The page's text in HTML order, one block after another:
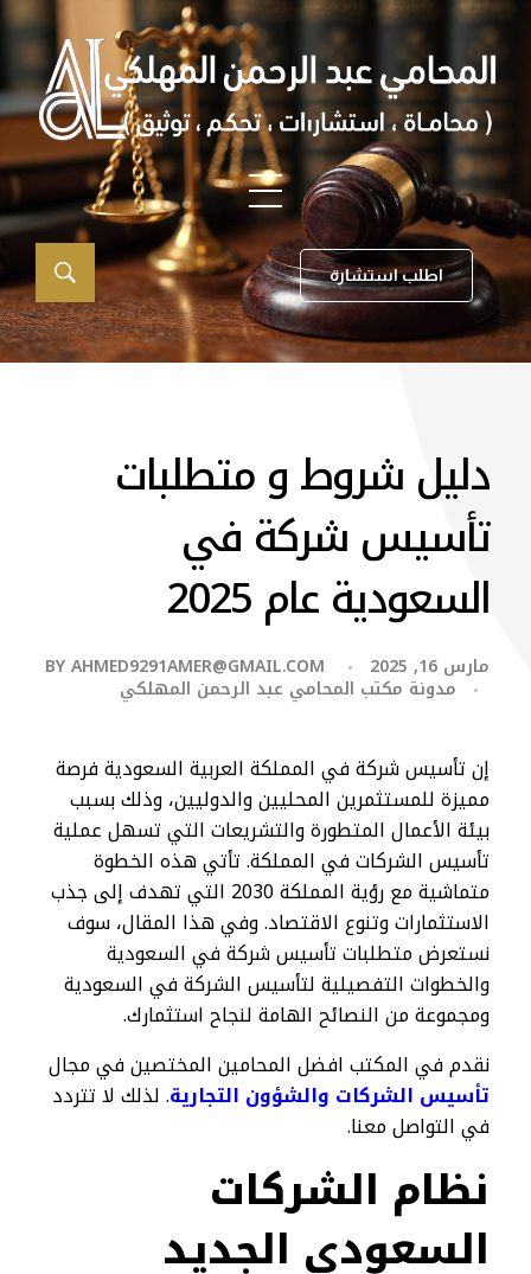
اطلب استشارة
دليل شروط و متطلبات
تأسيس شركة في
السعودية​ عام 2025
مارس 16, 2025 BYAHMED9291AMER@GMAIL.COM
مدونة مكتب المحامي عبد الرحمن المهلكي
إن​ تأسيس شركة في المملكة العربية السعودية فرصة
مميزة للمستثمرين المحليين والدوليين، وذلك بسبب
بيئة الأعمال المتطورة والتشريعات التي تسهل عملية
تأسيس الشركات في المملكة. تأتي هذه الخطوة
متماشية مع رؤية المملكة 2030 التي تهدف إلى جذب
الاستثمارات وتنوع الاقتصاد. وفي هذا المقال، سوف
نستعرض متطلبات تأسيس شركة في السعودية
والخطوات التفصيلية لتأسيس الشركة في السعودية
ومجموعة من النصائح الهامة لنجاح استثمارك.
نقدم في المكتب افضل المحامين المختصين في مجال
تأسيس الشركات والشؤون التجارية. لذلك لا تتردد
في التواصل معنا.
نظام الشركات
السعودي الجديد